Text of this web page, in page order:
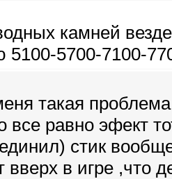
камней
5700-7100-
такая
все равно эфект
стик
вверх в игре ,что